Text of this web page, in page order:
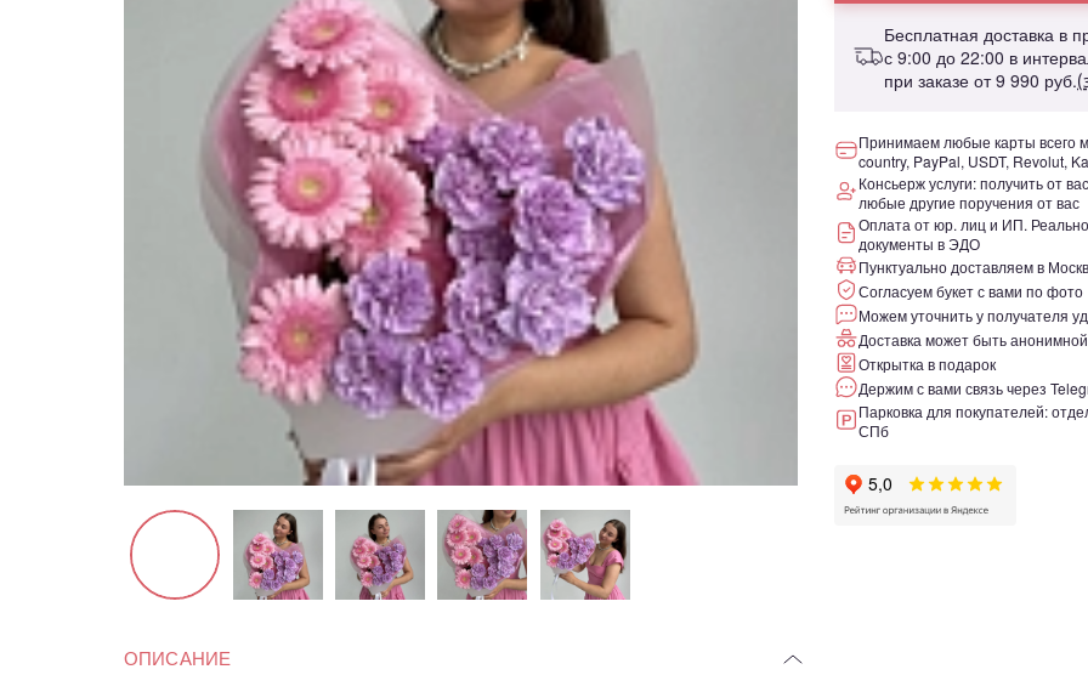
Бесплатная доставка в
с 9:00 до 22:00 в
при заказе от9 990 руб.
Принимаем любые карты всего
country, PayPal, USDT, Revolut,
Консьерж услуги: получить от
любые другие поручения от вас
Оплата от юр. лиц и ИП.
документы в ЭДО
Пунктуально доставляем в
Согласуем букет с вами по фото
Можем уточнить у получателя
Доставка может быть анонимной
Открытка в подарок
Держим с вами связь через
Парковка для покупателей:
СПб
ОПИСАНИЕ